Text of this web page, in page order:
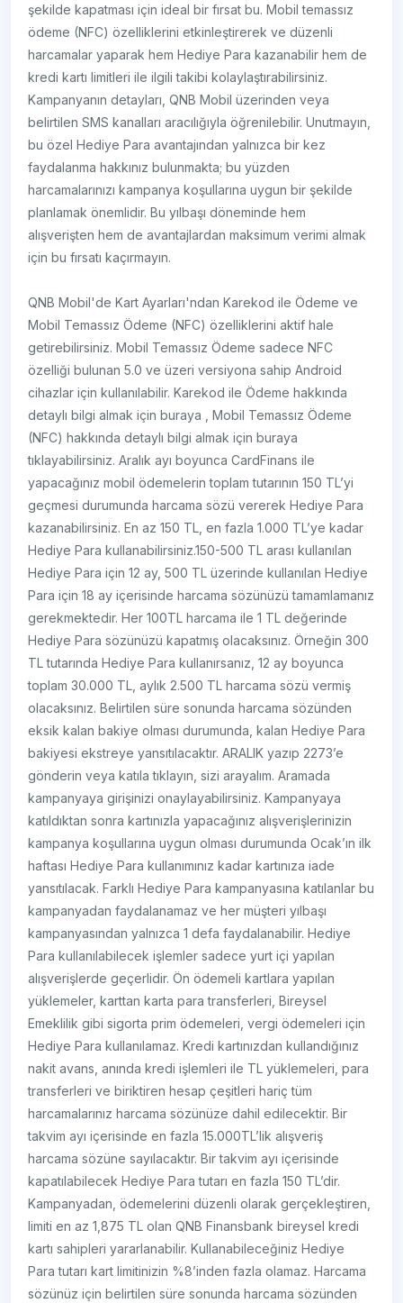
şekilde kapatması için ideal bir fırsat bu. Mobil temassız
ödeme (NFC) özelliklerini etkinleştirerek ve düzenli
harcamalar yaparak hem Hediye Para kazanabilir hem de
kredi kartı limitleri ile ilgili takibi kolaylaştırabilirsiniz.
Kampanyanın detayları, QNB Mobil üzerinden veya
belirtilen SMS kanalları aracılığıyla öğrenilebilir. Unutmayın,
bu özel Hediye Para avantajından yalnızca bir kez
faydalanma hakkınız bulunmakta; bu yüzden
harcamalarınızı kampanya koşullarına uygun bir şekilde
planlamak önemlidir. Bu yılbaşı döneminde hem
alışverişten hem de avantajlardan maksimum verimi almak
için bu fırsatı kaçırmayın.
QNB Mobil'de Kart Ayarları'ndan Karekod ile Ödeme ve
Mobil Temassız Ödeme (NFC) özelliklerini aktif hale
getirebilirsiniz. Mobil Temassız Ödeme sadece NFC
özelliği bulunan 5.0 ve üzeri versiyona sahip Android
cihazlar için kullanılabilir. Karekod ile Ödeme hakkında
detaylı bilgi almak için buraya , Mobil Temassız Ödeme
(NFC) hakkında detaylı bilgi almak için buraya
tıklayabilirsiniz. Aralık ayı boyunca CardFinans ile
yapacağınız mobil ödemelerin toplam tutarının 150 TL’yi
geçmesi durumunda harcama sözü vererek Hediye Para
kazanabilirsiniz. En az 150 TL, en fazla 1.000 TL’ye kadar
Hediye Para kullanabilirsiniz.150-500 TL arası kullanılan
Hediye Para için 12 ay, 500 TL üzerinde kullanılan Hediye
Para için 18 ay içerisinde harcama sözünüzü tamamlamanız
gerekmektedir. Her 100TL harcama ile 1 TL değerinde
Hediye Para sözünüzü kapatmış olacaksınız. Örneğin 300
TL tutarında Hediye Para kullanırsanız, 12 ay boyunca
toplam 30.000 TL, aylık 2.500 TL harcama sözü vermiş
olacaksınız. Belirtilen süre sonunda harcama sözünden
eksik kalan bakiye olması durumunda, kalan Hediye Para
bakiyesi ekstreye yansıtılacaktır. ARALIK yazıp 2273’e
gönderin veya katıla tıklayın, sizi arayalım. Aramada
kampanyaya girişinizi onaylayabilirsiniz. Kampanyaya
katıldıktan sonra kartınızla yapacağınız alışverişlerinizin
kampanya koşullarına uygun olması durumunda Ocak’ın ilk
haftası Hediye Para kullanımınız kadar kartınıza iade
yansıtılacak. Farklı Hediye Para kampanyasına katılanlar bu
kampanyadan faydalanamaz ve her müşteri yılbaşı
kampanyasından yalnızca 1 defa faydalanabilir. Hediye
Para kullanılabilecek işlemler sadece yurt içi yapılan
alışverişlerde geçerlidir. Ön ödemeli kartlara yapılan
yüklemeler, karttan karta para transferleri, Bireysel
Emeklilik gibi sigorta prim ödemeleri, vergi ödemeleri için
Hediye Para kullanılamaz. Kredi kartınızdan kullandığınız
nakit avans, anında kredi işlemleri ile TL yüklemeleri, para
transferleri ve biriktiren hesap çeşitleri hariç tüm
harcamalarınız harcama sözünüze dahil edilecektir. Bir
takvim ayı içerisinde en fazla 15.000TL’lik alışveriş
harcama sözüne sayılacaktır. Bir takvim ayı içerisinde
kapatılabilecek Hediye Para tutarı en fazla 150 TL’dir.
Kampanyadan, ödemelerini düzenli olarak gerçekleştiren,
limiti en az 1,875 TL olan QNB Finansbank bireysel kredi
kartı sahipleri yararlanabilir. Kullanabileceğiniz Hediye
Para tutarı kart limitinizin %8’inden fazla olamaz. Harcama
sözünüz için belirtilen süre sonunda harcama sözünden